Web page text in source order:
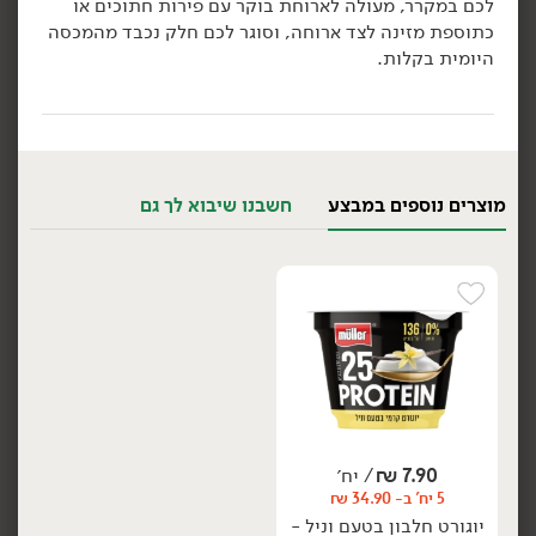
הוספה לסל
יח׳
הוספה לסל
4 יח' ב- 31.90 ₪
מעדן חלבון עם בוטנים
ופצפוצים מקורמלים -
'muller'
170 גרם
5.24 ₪ ל-100 גרם
לכם במקרר, מעולה לארוחת בוקר עם פירות חתוכים או
כתוספת מזינה לצד ארוחה, וסוגר לכם חלק נכבד מהמכסה
היומית בקלות.
מוצרים נוספים במבצע חשבנו שיבוא לך גם
7.90
₪/ יח׳
5 יח' ב- 34.90 ₪
יוגורט חלבון בטעם וניל -